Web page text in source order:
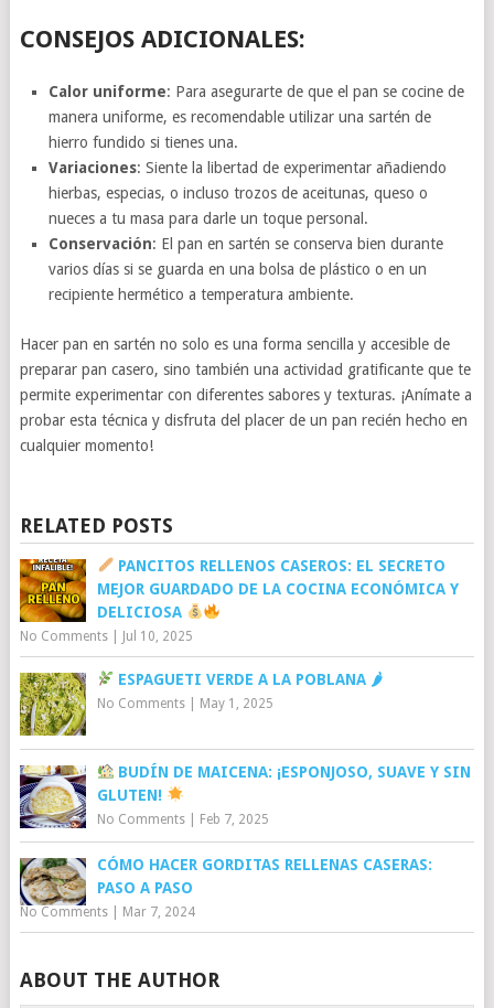
CONSEJOS ADICIONALES:
Calor uniforme: Para asegurarte de que el pan se cocine de
manera uniforme, es recomendable utilizar una sartén de
hierro fundido si tienes una.
Variaciones: Siente la libertad de experimentar añadiendo
hierbas, especias, o incluso trozos de aceitunas, queso o
nueces a tu masa para darle un toque personal.
Conservación: El pan en sartén se conserva bien durante
varios días si se guarda en una bolsa de plástico o en un
recipiente hermético a temperatura ambiente.
Hacer pan en sartén no solo es una forma sencilla y accesible de
preparar pan casero, sino también una actividad gratificante que te
permite experimentar con diferentes sabores y texturas. ¡Anímate a
probar esta técnica y disfruta del placer de un pan recién hecho en
cualquier momento!
RELATED POSTS
PANCITOS RELLENOS CASEROS: EL SECRETO
MEJOR GUARDADO DE LA COCINA ECONÓMICA Y
DELICIOSA
No Comments| Jul 10, 2025
ESPAGUETI VERDE A LA POBLANA 🌶
No Comments| May 1, 2025
BUDÍN DE MAICENA: ¡ESPONJOSO, SUAVE Y SIN
GLUTEN!
No Comments| Feb 7, 2025
CÓMO HACER GORDITAS RELLENAS CASERAS:
PASO A PASO
No Comments| Mar 7, 2024
ABOUT THE AUTHOR